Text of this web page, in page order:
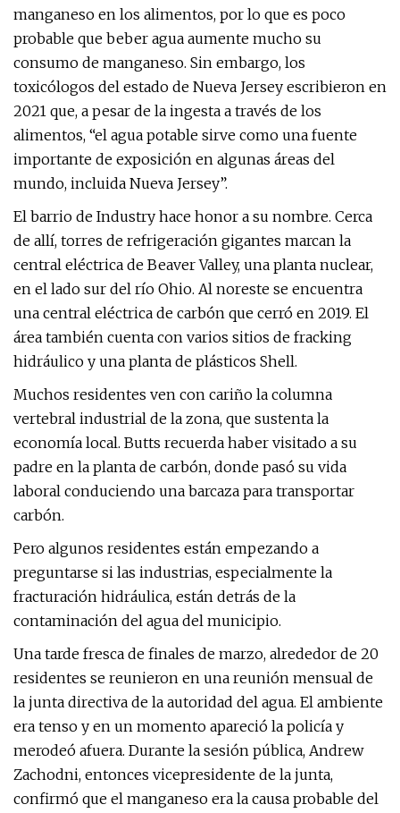
manganeso en los alimentos, por lo que es poco
probable que beber agua aumente mucho su
consumo de manganeso. Sin embargo, los
toxicólogos del estado de Nueva Jersey escribieron en
2021 que, a pesar de la ingesta a través de los
alimentos, “el agua potable sirve como una fuente
importante de exposición en algunas áreas del
mundo, incluida Nueva Jersey”.
El barrio de Industry hace honor a su nombre. Cerca
de allí, torres de refrigeración gigantes marcan la
central eléctrica de Beaver Valley, una planta nuclear,
en el lado sur del río Ohio. Al noreste se encuentra
una central eléctrica de carbón que cerró en 2019. El
área también cuenta con varios sitios de fracking
hidráulico y una planta de plásticos Shell.
Muchos residentes ven con cariño la columna
vertebral industrial de la zona, que sustenta la
economía local. Butts recuerda haber visitado a su
padre en la planta de carbón, donde pasó su vida
laboral conduciendo una barcaza para transportar
carbón.
Pero algunos residentes están empezando a
preguntarse si las industrias, especialmente la
fracturación hidráulica, están detrás de la
contaminación del agua del municipio.
Una tarde fresca de finales de marzo, alrededor de 20
residentes se reunieron en una reunión mensual de
la junta directiva de la autoridad del agua. El ambiente
era tenso y en un momento apareció la policía y
merodeó afuera. Durante la sesión pública, Andrew
Zachodni, entonces vicepresidente de la junta,
confirmó que el manganeso era la causa probable del